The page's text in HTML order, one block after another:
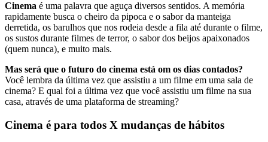
Cinema é uma palavra que aguça diversos sentidos. A memória
rapidamente busca o cheiro da pipoca e o sabor da manteiga
derretida, os barulhos que nos rodeia desde a fila até durante o filme,
os sustos durante filmes de terror, o sabor dos beijos apaixonados
(quem nunca), e muito mais.
Mas será que o futuro do cinema está om os dias contados?
Você lembra da última vez que assistiu a um filme em uma sala de
cinema? E qual foi a última vez que você assistiu um filme na sua
casa, através de uma plataforma de streaming?
Cinema é para todos X mudanças de hábitos